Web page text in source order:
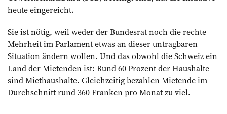
heute eingereicht.
Sie ist nötig, weil weder der Bundesrat noch die rechte
Mehrheit im Parlament etwas an dieser untragbaren
Situation ändern wollen. Und das obwohl die Schweiz ein
Land der Mietenden ist: Rund 60 Prozent der Haushalte
sind Miethaushalte. Gleichzeitig bezahlen Mietende im
Durchschnitt rund 360 Franken pro Monat zu viel.